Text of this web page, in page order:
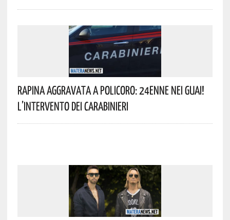
Rapina Aggravata A Policoro: 24enne Nei Guai!
L’intervento Dei Carabinieri